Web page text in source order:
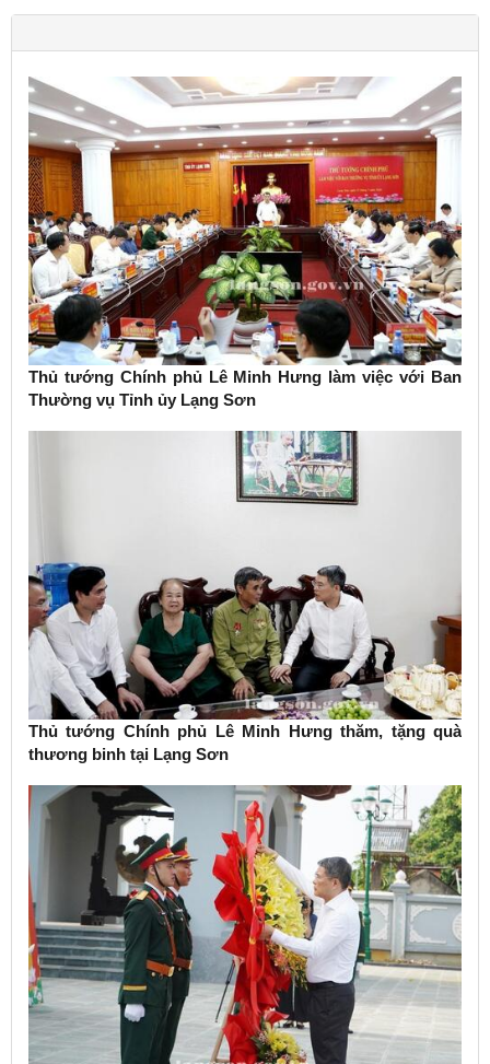
Thủ tướng Chính phủ Lê Minh Hưng làm việc với Ban
Thường vụ Tỉnh ủy Lạng Sơn
Thủ tướng Chính phủ Lê Minh Hưng thăm, tặng quà
thương binh tại Lạng Sơn